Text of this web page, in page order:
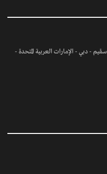
- دبي - الإمارات العربية المتحدة -